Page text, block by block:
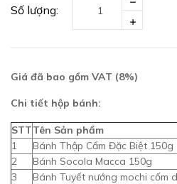
Số lượng:
Giá đã bao gồm VAT (8%)
Chi tiết hộp bánh:
STTTên Sản phẩm
1
Bánh Thập Cẩm Đặc Biệt 150g
2
Bánh Socola Macca 150g
3
Bánh Tuyết nướng mochi cốm